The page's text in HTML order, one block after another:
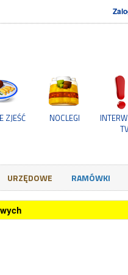
ZJEŚĆ NOCLEGI
URZĘDOWE RAMÓWKI